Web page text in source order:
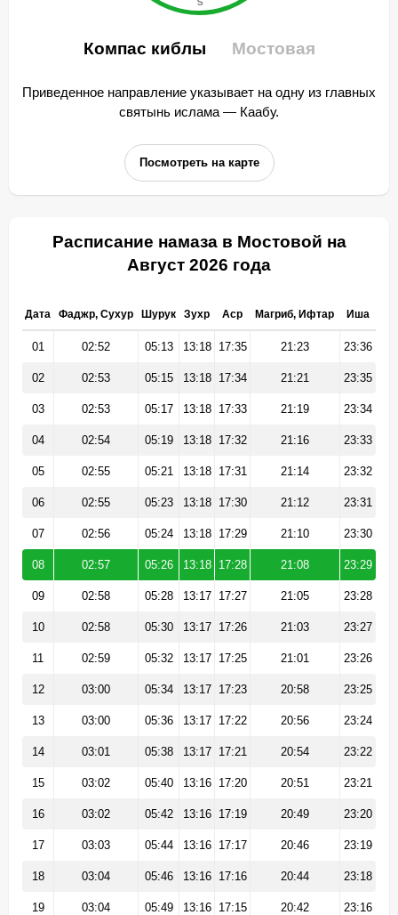
Компас киблы Мостовая
Приведенное направление указывает на одну из главных
святынь ислама — Каабу.
Посмотреть на карте
Расписание намаза в Мостовой на
Август 2026 года
Дата Фаджр, Сухур Шурук Зухр Аср Магриб, Ифтар Иша
01 02:52 05:13 13:18 17:35 21:23 23:36
02 02:53 05:15 13:18 17:34 21:21 23:35
03 02:53 05:17 13:18 17:33 21:19 23:34
04 02:54 05:19 13:18 17:32 21:16 23:33
05 02:55 05:21 13:18 17:31 21:14 23:32
06 02:55 05:23 13:18 17:30 21:12 23:31
07 02:56 05:24 13:18 17:29 21:10 23:30
08 02:57 05:26 13:18 17:28 21:08 23:29
09 02:58 05:28 13:17 17:27 21:05 23:28
10 02:58 05:30 13:17 17:26 21:03 23:27
11 02:59 05:32 13:17 17:25 21:01 23:26
12 03:00 05:34 13:17 17:23 20:58 23:25
13 03:00 05:36 13:17 17:22 20:56 23:24
14 03:01 05:38 13:17 17:21 20:54 23:22
15 03:02 05:40 13:16 17:20 20:51 23:21
16 03:02 05:42 13:16 17:19 20:49 23:20
17 03:03 05:44 13:16 17:17 20:46 23:19
18 03:04 05:46 13:16 17:16 20:44 23:18
19 03:04 05:49 13:16 17:15 20:42 23:16